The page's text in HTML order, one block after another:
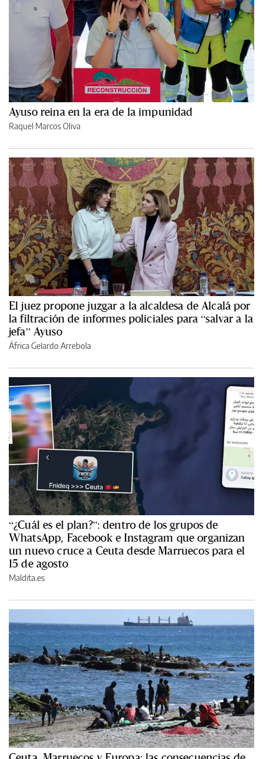
Ayuso reina en la era de la impunidad
Raquel Marcos Oliva
El juez propone juzgar a la alcaldesa de Alcalá por
la filtración de informes policiales para “salvar a la
jefa” Ayuso
África Gelardo Arrebola
“¿Cuál es el plan?”: dentro de los grupos de
WhatsApp, Facebook e Instagram que organizan
un nuevo cruce a Ceuta desde Marruecos para el
15 de agosto
Maldita.es